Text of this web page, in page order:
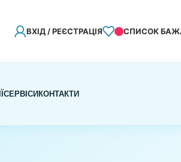
ВХІД / РЕЄСТРАЦІЯ СПИСОК
СЕРВІСИ КОНТАКТИ